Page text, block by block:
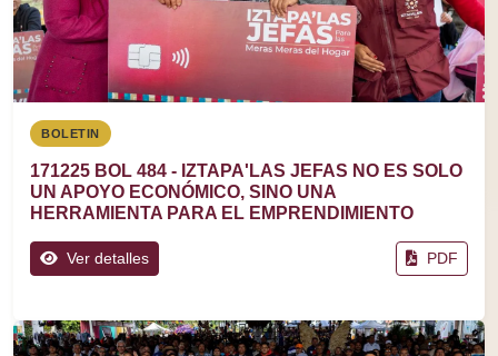
BOLETIN
171225 BOL 484 - IZTAPA'LAS JEFAS NO ES SOLO
UN APOYO ECONÓMICO, SINO UNA
HERRAMIENTA PARA EL EMPRENDIMIENTO
Ver detalles PDF